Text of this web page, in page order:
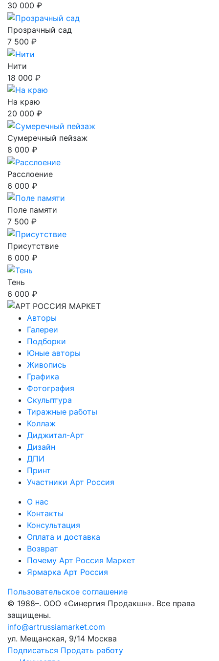
30 000 ₽
Прозрачный сад
7 500 ₽
Нити
18 000 ₽
На краю
20 000 ₽
Сумеречный пейзаж
8 000 ₽
Расслоение
6 000 ₽
Поле памяти
7 500 ₽
Присутствие
6 000 ₽
Тень
6 000 ₽
Авторы
Галереи
Подборки
Юные авторы
Живопись
Графика
Фотография
Скульптура
Тиражные работы
Коллаж
Диджитал-Арт
Дизайн
ДПИ
Принт
Участники Арт Россия
О нас
Контакты
Консультация
Оплата и доставка
Возврат
Почему Арт Россия Маркет
Ярмарка Арт Россия
Пользовательское соглашение
© 1988–. ООО «Синергия Продакшн». Все права
защищены.
info@artrussiamarket.com
ул. Мещанская, 9/14 Москва
Подписаться Продать работу